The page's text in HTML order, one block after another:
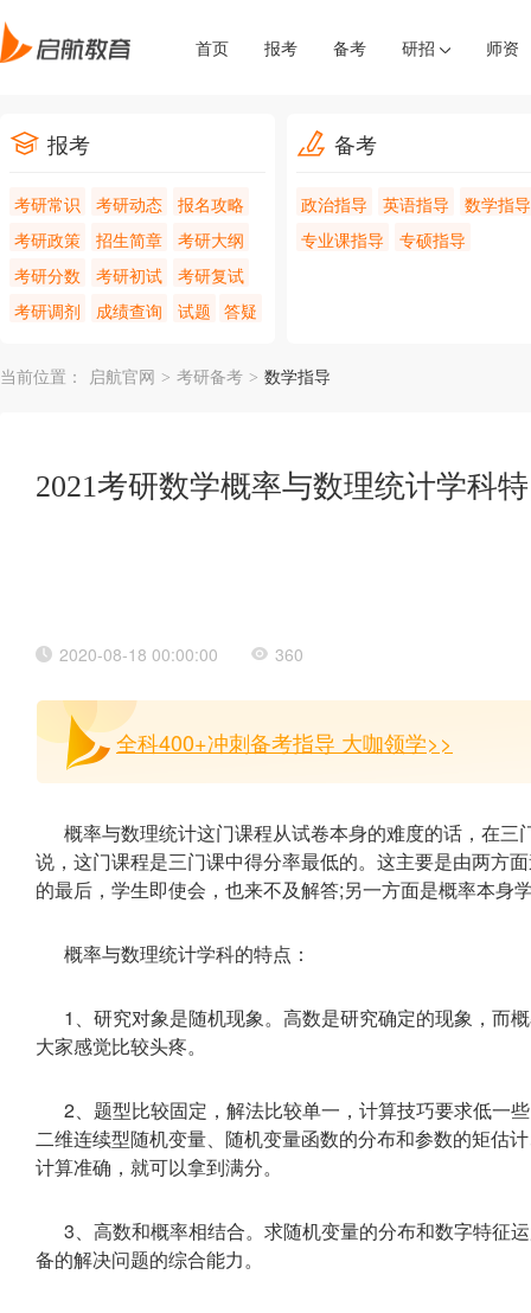
首页 报考 备考 研招 师资
报考
考研常识 考研动态
报名攻略
考研政策
招生简章
考研大纲
考研分数
考研初试
考研复试
考研调剂
成绩查询 试题 答疑
备考
政治指导 英语指导
数学指导
专业课指导
专硕指导
当前位置： 启航官网 > 考研备考 > 数学指导
2021考研数学概率与数理统计学科
2020-08-18 00:00:00 360
全科400+冲刺备考指导 大咖领学>>
概率与数理统计这门课程从试卷本身的难度的话，在
说，这门课程是三门课中得分率最低的。这主要是由两方
的最后，学生即使会，也来不及解答;另一方面是概率本身
概率与数理统计学科的特点：
1、研究对象是随机现象。高数是研究确定的现象，而
大家感觉比较头疼。
2、题型比较固定，解法比较单一，计算技巧要求低一
二维连续型随机变量、随机变量函数的分布和参数的矩估
计算准确，就可以拿到满分。
3、高数和概率相结合。求随机变量的分布和数字特征
备的解决问题的综合能力。